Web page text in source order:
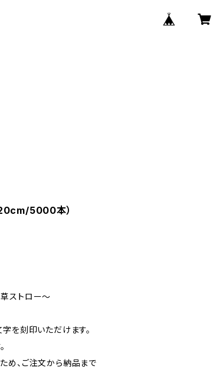
5000本）
ストロー～
を刻印いただけます。
め、ご注文から納品まで